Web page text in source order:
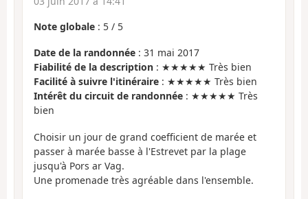
Note globale : 5 / 5
Date de la randonnée : 31 mai 2017
Fiabilité de la description : ★★★★★ Très bien
Facilité à suivre l'itinéraire : ★★★★★ Très bien
Intérêt du circuit de randonnée : ★★★★★ Très
bien
Choisir un jour de grand coefficient de marée et
passer à marée basse à l'Estrevet par la plage
jusqu'à Pors ar Vag.
Une promenade très agréable dans l'ensemble.